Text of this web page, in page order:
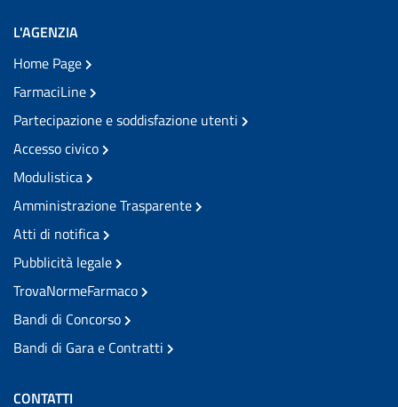
L'AGENZIA
Home Page
FarmaciLine
Partecipazione e soddisfazione utenti
Accesso civico
Modulistica
Amministrazione Trasparente
Atti di notifica
Pubblicità legale
TrovaNormeFarmaco
Bandi di Concorso
Bandi di Gara e Contratti
CONTATTI